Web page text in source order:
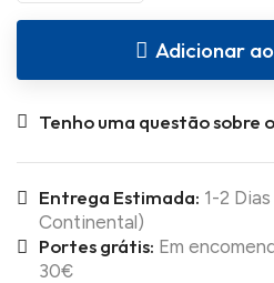
Adicionar
Tenho uma questão sobre
Entrega Estimada: 1-2
Continental)
Portes grátis: Em
30€